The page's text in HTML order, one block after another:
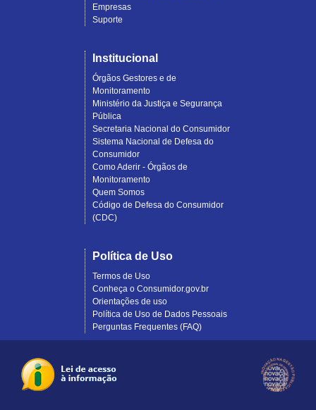
Empresas
Suporte
Institucional
Órgãos Gestores e de
Monitoramento
Ministério da Justiça e Segurança
Pública
Secretaria Nacional do Consumidor
Sistema Nacional de Defesa do
Consumidor
Como Aderir - Órgãos de
Monitoramento
Quem Somos
Código de Defesa do Consumidor
(CDC)
Política de Uso
Termos de Uso
Conheça o Consumidor.gov.br
Orientações de uso
Política de Uso de Dados Pessoais
Perguntas Frequentes (FAQ)